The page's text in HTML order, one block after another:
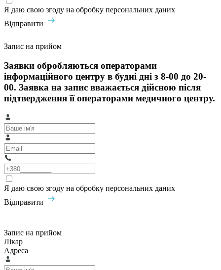
Я даю свою згоду на обробку персональних даних
Відправити
Запис на прийом
Заявки обробляються операторами
інформаційного центру в будні дні з 8-00 до 20-
00. Заявка на запис вважається дійсною після
підтвердження її операторами медичного центру.
Я даю свою згоду на обробку персональних даних
Відправити
Запис на прийом
Лікар
Адреса